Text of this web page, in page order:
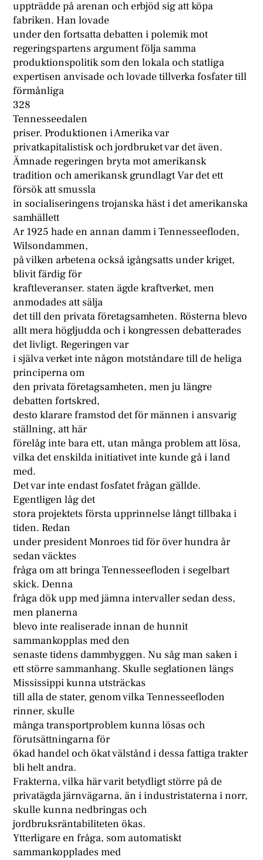
uppträdde på arenan och erbjöd sig att köpa
fabriken. Han lovade
under den fortsatta debatten i polemik mot
regeringspartens argument följa samma
produktionspolitik som den lokala och statliga
expertisen anvisade och lovade tillverka fosfater till
förmånliga
328
Tennesseedalen
priser. Produktionen i Amerika var
privatkapitalistisk och jordbruket var det även.
Ämnade regeringen bryta mot amerikansk
tradition och amerikansk grundlagt Var det ett
försök att smussla
in socialiseringens trojanska häst i det amerikanska
samhällett
Ar 1925 hade en annan damm i Tennesseefloden,
Wilsondammen,
på vilken arbetena också igångsatts under kriget,
blivit färdig för
kraftleveranser. staten ägde kraftverket, men
anmodades att sälja
det till den privata företagsamheten. Rösterna blevo
allt mera högljudda och i kongressen debatterades
det livligt. Regeringen var
i själva verket inte någon motståndare till de heliga
principerna om
den privata företagsamheten, men ju längre
debatten fortskred,
desto klarare framstod det för männen i ansvarig
ställning, att här
förelåg inte bara ett, utan många problem att lösa,
vilka det enskilda initiativet inte kunde gå i land
med.
Det var inte endast fosfatet frågan gällde.
Egentligen låg det
stora projektets första upprinnelse långt tillbaka i
tiden. Redan
under president Monroes tid för över hundra år
sedan väcktes
fråga om att bringa Tennesseefloden i segelbart
skick. Denna
fråga dök upp med jämna intervaller sedan dess,
men planerna
blevo inte realiserade innan de hunnit
sammankopplas med den
senaste tidens dammbyggen. Nu såg man saken i
ett större sammanhang. Skulle seglationen längs
Mississippi kunna utsträckas
till alla de stater, genom vilka Tennesseefloden
rinner, skulle
många transportproblem kunna lösas och
förutsättningarna för
ökad handel och ökat välstånd i dessa fattiga trakter
bli helt andra.
Frakterna, vilka här varit betydligt större på de
privatägda järnvägarna, än i industristaterna i norr,
skulle kunna nedbringas och
jordbruksräntabiliteten ökas.
Ytterligare en fråga, som automatiskt
sammankopplades med